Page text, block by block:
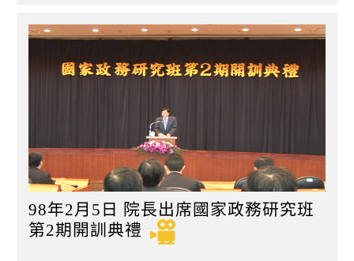
98年2月5日 院長出席國家政務研究班
第2期開訓典禮